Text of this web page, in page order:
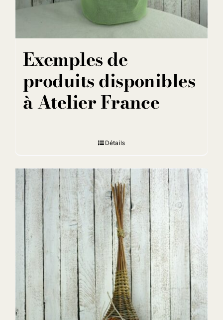
Exemples de
produits disponibles
à Atelier France
Détails